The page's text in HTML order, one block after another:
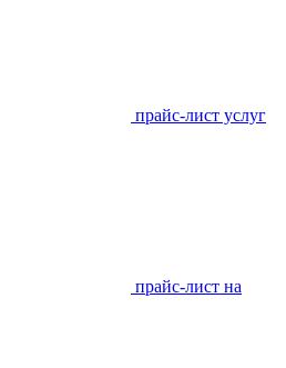
прайс-лист услуг
прайс-лист на